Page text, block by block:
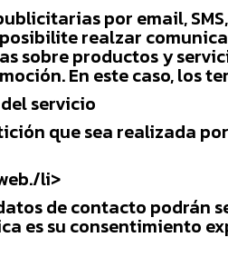
por email,
realzar
sobre productos y
En este caso, los
servicio
que sea realizada
li>
de contacto podrán
es su consentimiento